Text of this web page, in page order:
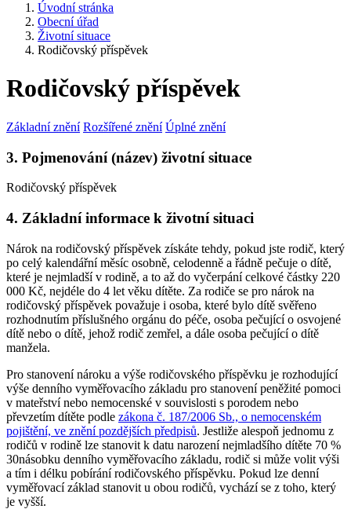
Úvodní stránka
Obecní úřad
Životní situace
Rodičovský příspěvek
Rodičovský příspěvek
Základní znění Rozšířené znění Úplné znění
3. Pojmenování (název) životní situace
Rodičovský příspěvek
4. Základní informace k životní situaci
Nárok na rodičovský příspěvek získáte tehdy, pokud jste rodič, který
po celý kalendářní měsíc osobně, celodenně a řádně pečuje o dítě,
které je nejmladší v rodině, a to až do vyčerpání celkové částky 220
000 Kč, nejdéle do 4 let věku dítěte. Za rodiče se pro nárok na
rodičovský příspěvek považuje i osoba, které bylo dítě svěřeno
rozhodnutím příslušného orgánu do péče, osoba pečující o osvojené
dítě nebo o dítě, jehož rodič zemřel, a dále osoba pečující o dítě
manžela.
Pro stanovení nároku a výše rodičovského příspěvku je rozhodující
výše denního vyměřovacího základu pro stanovení peněžité pomoci
v mateřství nebo nemocenské v souvislosti s porodem nebo
převzetím dítěte podle zákona č. 187/2006 Sb., o nemocenském
pojištění, ve znění pozdějších předpisů. Jestliže alespoň jednomu z
rodičů v rodině lze stanovit k datu narození nejmladšího dítěte 70 %
30násobku denního vyměřovacího základu, rodič si může volit výši
a tím i délku pobírání rodičovského příspěvku. Pokud lze denní
vyměřovací základ stanovit u obou rodičů, vychází se z toho, který
je vyšší.